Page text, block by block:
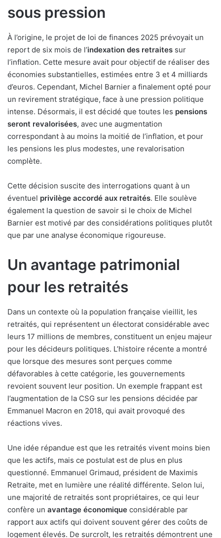
sous pression
À l’origine, le projet de loi de finances 2025 prévoyait un
report de six mois de l’indexation des retraites sur
l’inflation. Cette mesure avait pour objectif de réaliser des
économies substantielles, estimées entre 3 et 4 milliards
d’euros. Cependant, Michel Barnier a finalement opté pour
un revirement stratégique, face à une pression politique
intense. Désormais, il est décidé que toutes les pensions
seront revalorisées, avec une augmentation
correspondant à au moins la moitié de l’inflation, et pour
les pensions les plus modestes, une revalorisation
complète.
Cette décision suscite des interrogations quant à un
éventuel privilège accordé aux retraités. Elle soulève
également la question de savoir si le choix de Michel
Barnier est motivé par des considérations politiques plutôt
que par une analyse économique rigoureuse.
Un avantage patrimonial
pour les retraités
Dans un contexte où la population française vieillit, les
retraités, qui représentent un électorat considérable avec
leurs 17 millions de membres, constituent un enjeu majeur
pour les décideurs politiques. L’histoire récente a montré
que lorsque des mesures sont perçues comme
défavorables à cette catégorie, les gouvernements
revoient souvent leur position. Un exemple frappant est
l’augmentation de la CSG sur les pensions décidée par
Emmanuel Macron en 2018, qui avait provoqué des
réactions vives.
Une idée répandue est que les retraités vivent moins bien
que les actifs, mais ce postulat est de plus en plus
questionné. Emmanuel Grimaud, président de Maximis
Retraite, met en lumière une réalité différente. Selon lui,
une majorité de retraités sont propriétaires, ce qui leur
confère un avantage économique considérable par
rapport aux actifs qui doivent souvent gérer des coûts de
logement élevés. De surcroît, les retraités démontrent une